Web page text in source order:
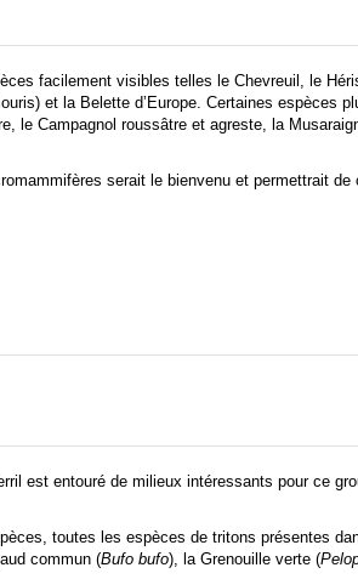
facilement visibles telles le Chevreuil, le
et la Belette d’Europe. Certaines espèces
le Campagnol roussâtre et agreste, la
serait le bienvenu et permettrait de
est entouré de milieux intéressants pour ce
toutes les espèces de tritons présentes
commun (Bufo bufo), la Grenouille verte (